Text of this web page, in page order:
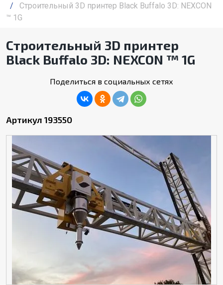
/
Строительный 3D принтер Black Buffalo 3D: NEXCON
™ 1G
Строительный 3D принтер
Black Buffalo 3D: NEXCON ™ 1G
Поделиться в социальных сетях
Артикул 193550